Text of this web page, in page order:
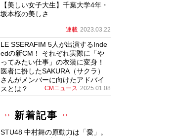
【美しい女子大生】千葉大学4年・
坂本桜の美しさ
連載 2023.03.22
LE SSERAFIM 5人が出演するInde
edの新CM！ それぞれ実際に「や
ってみたい仕事」の衣装に変身！
医者に扮したSAKURA（サクラ）
さんがメンバーに向けたアドバイ
スとは？
CMニュース 2025.01.08
新着記事
STU48 中村舞の原動力は「愛」。